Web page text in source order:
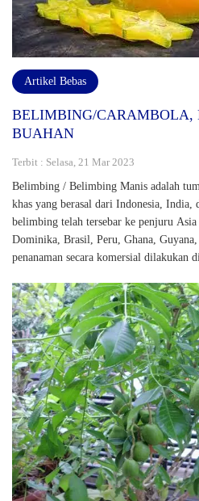
Artikel Bebas
BELIMBING/CARAMBOLA,
BUAHAN
Terbit : Selasa, 21 Mar 2023
Belimbing / Belimbing Manis adalah
khas yang berasal dari Indonesia, India,
belimbing telah tersebar ke penjuru
Dominika, Brasil, Peru, Ghana,
penanaman secara komersial dilakukan